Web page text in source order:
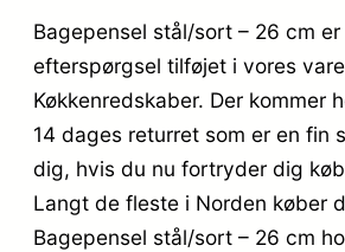
Bagepensel stål/sort – 26 cm
efterspørgsel tilføjet i vores
Køkkenredskaber. Der kommer
14 dages returret som er en fin
dig, hvis du nu fortryder dig
Langt de fleste i Norden køber
Bagepensel stål/sort – 26 cm